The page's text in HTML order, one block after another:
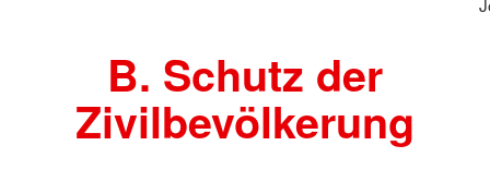
B. Schutz der
Zivilbevölkerung